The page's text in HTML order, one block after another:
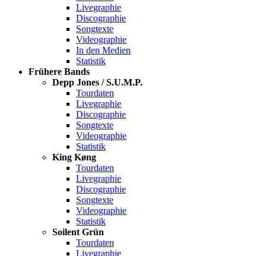
Livegraphie
Discographie
Songtexte
Videographie
In den Medien
Statistik
Frühere Bands
Depp Jones / S.U.M.P.
Tourdaten
Livegraphie
Discographie
Songtexte
Videographie
Statistik
King Køng
Tourdaten
Livegraphie
Discographie
Songtexte
Videographie
Statistik
Soilent Grün
Tourdaten
Livegraphie